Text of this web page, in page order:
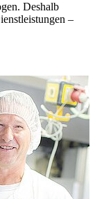
Deshalb
–